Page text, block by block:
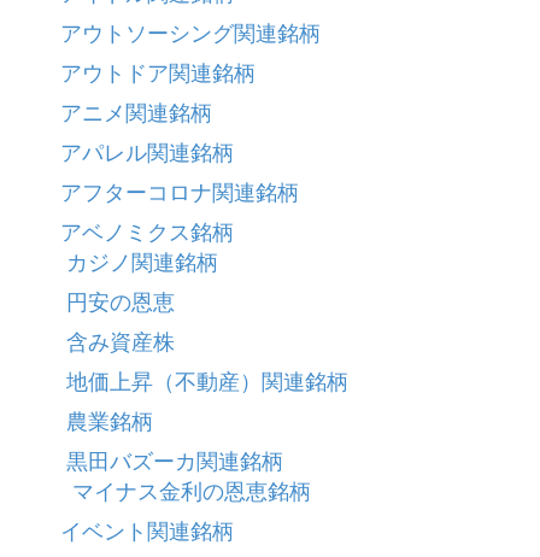
アウトソーシング関連銘柄
アウトドア関連銘柄
アニメ関連銘柄
アパレル関連銘柄
アフターコロナ関連銘柄
アベノミクス銘柄
カジノ関連銘柄
円安の恩恵
含み資産株
地価上昇（不動産）関連銘柄
農業銘柄
黒田バズーカ関連銘柄
マイナス金利の恩恵銘柄
イベント関連銘柄